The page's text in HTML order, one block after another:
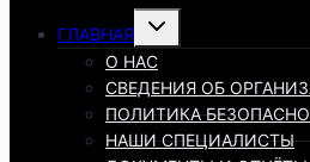
ГЛАВНАЯ
Переключить
меню
О НАС
СВЕДЕНИЯ ОБ
ПОЛИТИКА
НАШИ СПЕЦИАЛИСТЫ